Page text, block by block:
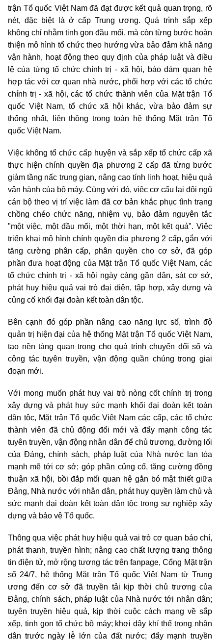
trận Tổ quốc Việt Nam đã đạt được kết quả quan trọng, rõ
nét, đặc biệt là ở cấp Trung ương. Quá trình sắp xếp
không chỉ nhằm tinh gọn đầu mối, mà còn từng bước hoàn
thiện mô hình tổ chức theo hướng vừa bảo đảm khả năng
vận hành, hoạt động theo quy định của pháp luật và điều
lệ của từng tổ chức chính trị - xã hội, bảo đảm quan hệ
hợp tác với cơ quan nhà nước, phối hợp với các tổ chức
chính trị - xã hội, các tổ chức thành viên của Mặt trận Tổ
quốc Việt Nam, tổ chức xã hội khác, vừa bảo đảm sự
thống nhất, liên thông trong toàn hệ thống Mặt trận Tổ
quốc Việt Nam.
Việc không tổ chức cấp huyện và sắp xếp tổ chức cấp xã
thực hiện chính quyền địa phương 2 cấp đã từng bước
giảm tầng nấc trung gian, nâng cao tính linh hoạt, hiệu quả
vận hành của bộ máy. Cùng với đó, việc cơ cấu lại đội ngũ
cán bộ theo vị trí việc làm đã cơ bản khắc phục tình trạng
chồng chéo chức năng, nhiệm vụ, bảo đảm nguyên tắc
"một việc, một đầu mối, một thời hạn, một kết quả". Việc
triển khai mô hình chính quyền địa phương 2 cấp, gắn với
tăng cường phân cấp, phân quyền cho cơ sở, đã góp
phần đưa hoạt động của Mặt trận Tổ quốc Việt Nam, các
tổ chức chính trị - xã hội ngày càng gần dân, sát cơ sở,
phát huy hiệu quả vai trò đại diện, tập hợp, xây dựng và
củng cố khối đại đoàn kết toàn dân tộc.
Bên cạnh đó góp phần nâng cao năng lực số, trình độ
quản trị hiện đại của hệ thống Mặt trận Tổ quốc Việt Nam,
tạo nền tảng quan trọng cho quá trình chuyển đổi số và
công tác tuyên truyền, vận động quần chúng trong giai
đoạn mới.
Với mong muốn phát huy vai trò nòng cốt chính trị trong
xây dựng và phát huy sức mạnh khối đại đoàn kết toàn
dân tộc, Mặt trận Tổ quốc Việt Nam các cấp, các tổ chức
thành viên đã chủ động đổi mới và đẩy mạnh công tác
tuyên truyền, vận động nhân dân để chủ trương, đường lối
của Đảng, chính sách, pháp luật của Nhà nước lan tỏa
mạnh mẽ tới cơ sở; góp phần củng cố, tăng cường đồng
thuận xã hội, bồi đắp mối quan hệ gắn bó mật thiết giữa
Đảng, Nhà nước với nhân dân, phát huy quyền làm chủ và
sức mạnh đại đoàn kết toàn dân tộc trong sự nghiệp xây
dựng và bảo vệ Tổ quốc.
Thông qua việc phát huy hiệu quả vai trò cơ quan báo chí,
phát thanh, truyền hình; nâng cao chất lượng trang thông
tin điện tử, mở rộng tương tác trên fanpage, Cổng Mặt trận
số 24/7, hệ thống Mặt trận Tổ quốc Việt Nam từ Trung
ương đến cơ sở đã truyền tải kịp thời chủ trương của
Đảng, chính sách, pháp luật của Nhà nước tới nhân dân;
tuyên truyền hiệu quả, kịp thời cuộc cách mạng về sắp
xếp, tinh gọn tổ chức bộ máy; khơi dậy khí thế trong nhân
dân trước ngày lễ lớn của đất nước; đẩy mạnh truyền